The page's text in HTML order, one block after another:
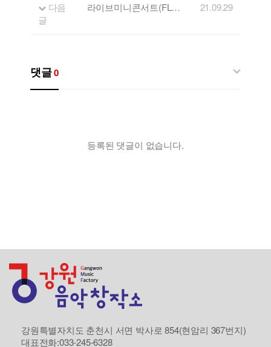
다음
글
라이브미니콘서트(FLL) 16회 출연자 - 이태영 밴드 21.09.29
댓글0
등록된 댓글이 없습니다.
강원특별자치도 춘천시 서면 박사로 854(현암리 367번지)
대표전화:033-245-6328